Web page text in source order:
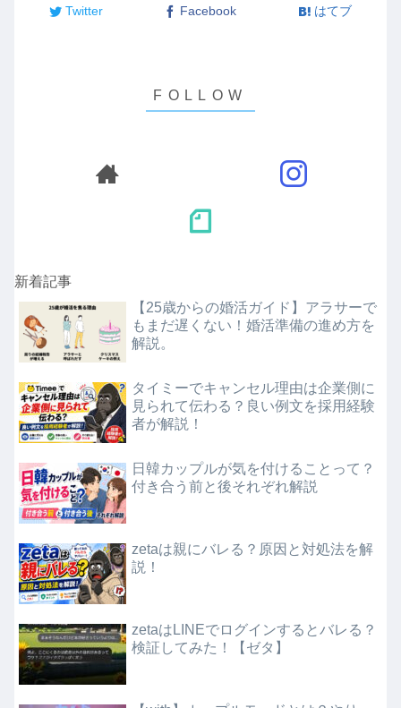
Twitter Facebook はてブ
新着記事
【25歳からの婚活ガイド】アラサーで
もまだ遅くない！婚活準備の進め方を
解説。
タイミーでキャンセル理由は企業側に
見られて伝わる？良い例文を採用経験
者が解説！
日韓カップルが気を付けることって？
付き合う前と後それぞれ解説
zetaは親にバレる？原因と対処法を解
説！
zetaはLINEでログインするとバレる？
検証してみた！【ゼタ】